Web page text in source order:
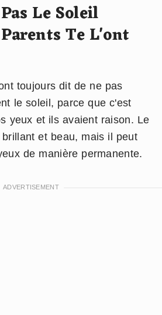
Le Soleil
Te L'ont
toujours dit de ne pas
le soleil, parce que c'est
yeux et ils avaient raison. Le
et beau, mais il peut
de manière permanente.